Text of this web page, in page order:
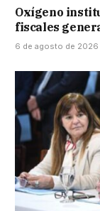
Oxígeno
fiscales
6 de agosto de 2026